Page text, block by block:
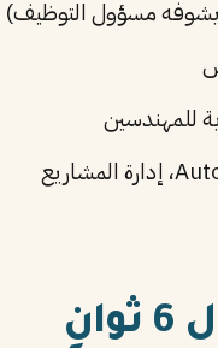
للمهندسين